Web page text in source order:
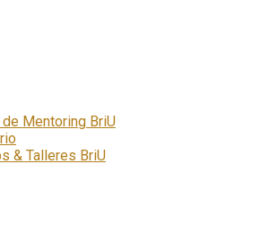
Mentoring BriU
& Talleres BriU